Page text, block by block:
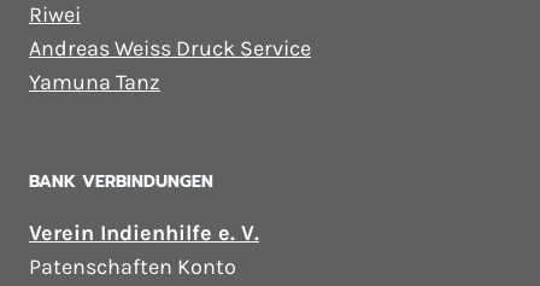
Riwei
Andreas Weiss Druck Service
Yamuna Tanz
BANK VERBINDUNGEN
Verein Indienhilfe e. V.
Patenschaften Konto